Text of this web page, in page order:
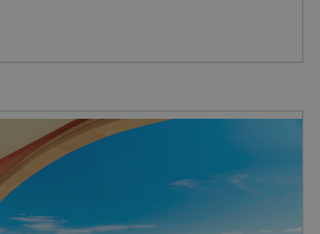
abfallend, Treppen zum
direktnächster Ort Morro
Unterkunft: Rezeption:
deutsch, englisch, spanisch,
1Pool: beheizbar:
Kinder/Babypool,